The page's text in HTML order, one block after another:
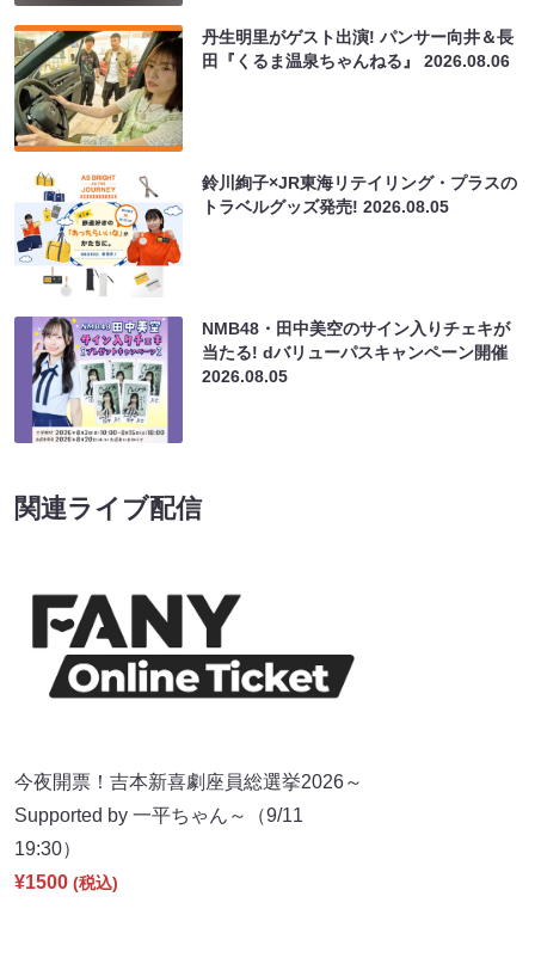
丹生明里がゲスト出演! パンサー向井＆長
田『くるま温泉ちゃんねる』2026.08.06
鈴川絢子×JR東海リテイリング・プラスの
トラベルグッズ発売!2026.08.05
NMB48・田中美空のサイン入りチェキが
当たる! dバリューパスキャンペーン開催
2026.08.05
関連ライブ配信
今夜開票！吉本新喜劇座員総選挙2026～
Supported by 一平ちゃん～（9/11
19:30）
¥1500 (税込)